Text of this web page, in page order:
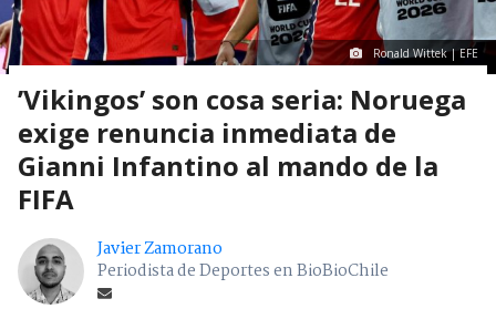
Ronald Wittek | EFE
’Vikingos’ son cosa seria: Noruega
exige renuncia inmediata de
Gianni Infantino al mando de la
FIFA
Javier Zamorano
Periodista de Deportes en BioBioChile